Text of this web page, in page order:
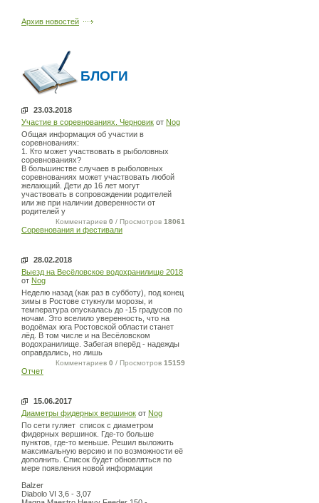
Архив новостей
БЛОГИ
23.03.2018
Участие в соревнованиях. Черновик от Nog
Общая информация об участии в
соревнованиях:
1. Кто может участвовать в рыболовных
соревнованиях?
В большинстве случаев в рыболовных
соревнованиях может участвовать любой
желающий. Дети до 16 лет могут
участвовать в сопровождении родителей
или же при наличии доверенности от
родителей у
Комментариев 0 / Просмотров 18061
Соревнования и фестивали
28.02.2018
Выезд на Весёловское водохранилище 2018
от Nog
Неделю назад (как раз в субботу), под конец
зимы в Ростове стукнули морозы, и
температура опускалась до -15 градусов по
ночам. Это вселило уверенность, что на
водоёмах юга Ростовской области станет
лёд. В том числе и на Весёловском
водохранилище. Забегая вперёд - надежды
оправдались, но лишь
Комментариев 0 / Просмотров 15159
Отчет
15.06.2017
Диаметры фидерных вершинок от Nog
По сети гуляет список с диаметром
фидерных вершинок. Где-то больше
пунктов, где-то меньше. Решил выложить
максимальную версию и по возможности её
дополнить. Список будет обновляться по
мере появления новой информации
Balzer
Diabolo VI 3,6 - 3,07